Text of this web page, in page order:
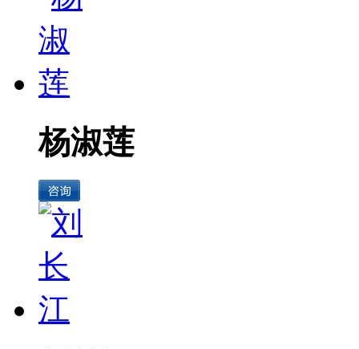
杨淑莲